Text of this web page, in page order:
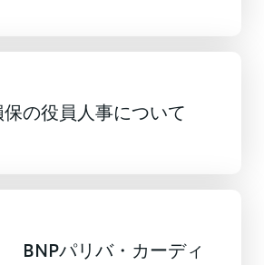
の役員人事について
BNPパリバ・カーディ